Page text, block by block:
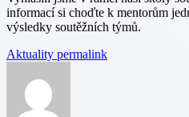
informací si choďte k mentorům
výsledky soutěžních týmů.
Aktuality permalink